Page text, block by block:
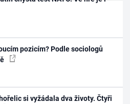
pozicím? Podle sociologů
si vyžádala dva životy. Čtyři